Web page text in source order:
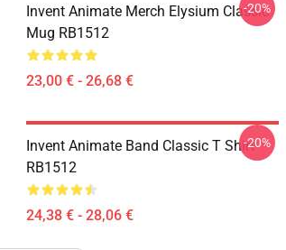
Invent Animate Merch Elysium Classic
Mug RB1512
23,00 € - 26,68 €
-20%
Invent Animate Band Classic T Shirt
RB1512
24,38 € - 28,06 €
-20%